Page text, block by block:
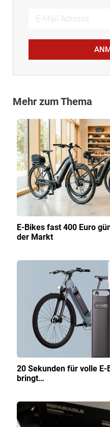
Mehr zum Thema
E-Bikes fast 400 Euro
der Markt
20 Sekunden für volle
bringt…